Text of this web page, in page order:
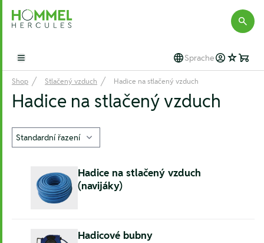
Hommel Hercules
Open main menu Sprache
Shop Stlačený vzduch Hadice na stlačený vzduch
Hadice na stlačený vzduch
Hadice na stlačený vzduch
(navijáky)
Hadicové bubny